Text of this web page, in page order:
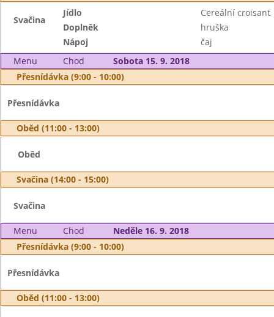
Svačina
Jídlo
Cereální croisant
Doplněk
hruška
Nápoj
čaj
Menu
Chod
Sobota 15. 9. 2018
Přesnídávka (9:00 - 10:00)
Přesnídávka
Oběd (11:00 - 13:00)
Oběd
Svačina (14:00 - 15:00)
Svačina
Menu Chod
Neděle 16. 9. 2018
Přesnídávka (9:00 - 10:00)
Přesnídávka
Oběd (11:00 - 13:00)